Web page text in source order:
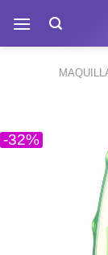
contenu
-32%